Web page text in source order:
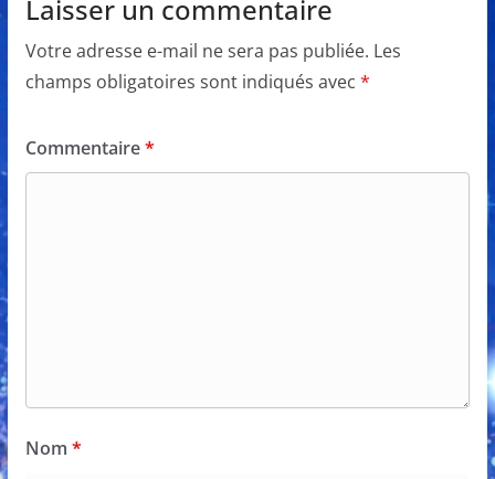
Laisser un commentaire
Votre adresse e-mail ne sera pas publiée. Les
champs obligatoires sont indiqués avec *
Commentaire*
Nom *